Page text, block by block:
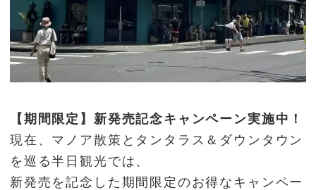
【期間限定】新発売記念キャンペーン実施中！
現在、マノア散策とタンタラス＆ダウンタウン
を巡る半日観光では、
新発売を記念した期間限定のお得なキャンペー